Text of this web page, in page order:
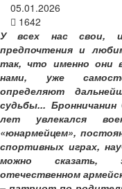
05.01.2026
1642
У всех нас свои,
предпочтения и
так, что именно они
нами, уже
определяют
судьбы...
лет увлекался
«юнармейцем»,
спортивных играх,
можно сказать,
отечественном